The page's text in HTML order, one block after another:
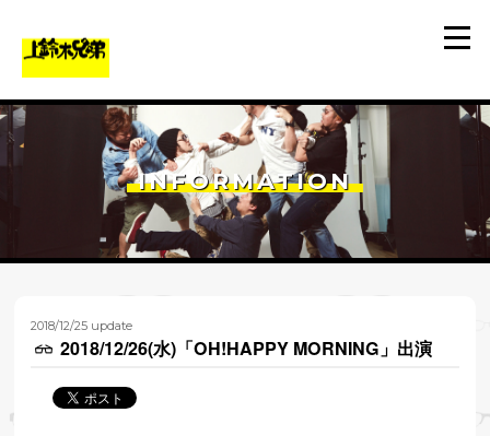
INFORMATION
2018/12/25 update
2018/12/26(水)「OH!HAPPY MORNING」出演